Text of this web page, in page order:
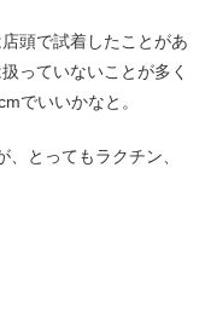
頭で試着したことがあ
っていないことが多く
でいいかなと。
とってもラクチン、